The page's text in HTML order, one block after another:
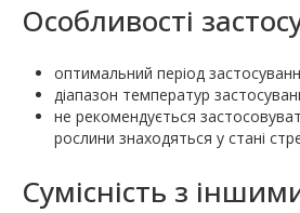
Особливості
оптимальний період
діапазон температур
не рекомендується
рослини знаходяться у стані
Сумісність з